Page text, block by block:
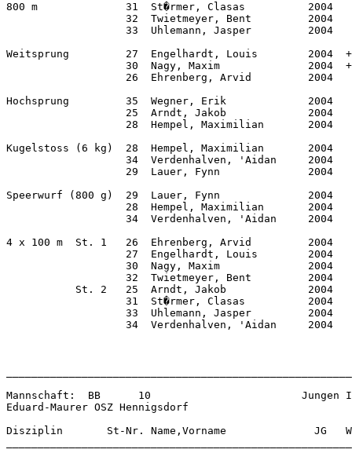
800 m              31  St�rmer, Clasas
32  Twietmeyer, Bent         2004
33  Uhlemann, Jasper
Weitsprung         27  Engelhardt, Louis
30  Nagy, Maxim              2004
26  Ehrenberg, Arvid
Hochsprung         35  Wegner, Erik
25  Arndt, Jakob             2004
28  Hempel, Maximilian
Kugelstoss (6 kg)  28  Hempel, Maximilian
34  Verdenhalven, 'Aidan     2004
29  Lauer, Fynn
Speerwurf (800 g)  29  Lauer, Fynn
28  Hempel, Maximilian       2004
34  Verdenhalven, 'Aidan
4 x 100 m  St. 1   26  Ehrenberg, Arvid         2004
27  Engelhardt,
30  Nagy, Maxim
32  Twietmeyer,
St. 2   25  Arndt, Jakob
31  St�rmer,
33  Uhlemann,
34  Verdenhalven,
Mannschaft:  BB      10                        Jungen I
Eduard-Maurer OSZ Hennigsdorf
Disziplin       St-Nr. Name,Vorname              JG